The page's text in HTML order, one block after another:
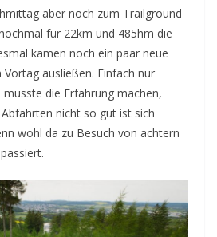
aber noch zum Trailground
für 22km und 485hm die
kamen noch ein paar neue
ausließen. Einfach nur
die Erfahrung machen,
nicht so gut ist sich
wohl da zu Besuch von achtern